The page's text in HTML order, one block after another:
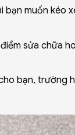
bạn muốn kéo
sửa chữa
bạn, trường